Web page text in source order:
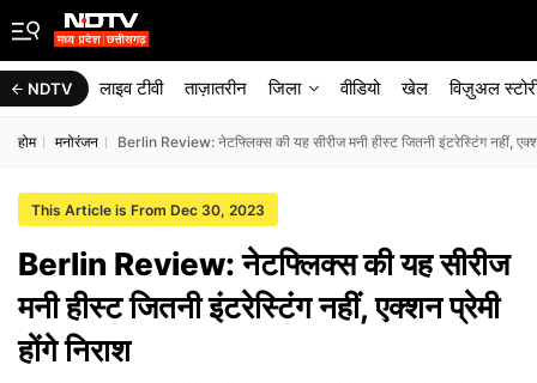
NDTV लाइव टीवी ताज़ातरीन जिला वीडियो खेल विज़ुअल
होम मनोरंजन Berlin Review: नेटफ्लिक्स की यह सीरीज मनी हीस्ट जितनी इंटरेस्टिंग नहीं,
This Article is From Dec 30, 2023
Berlin Review: नेटफ्लिक्स की यह सीरीज
मनी हीस्ट जितनी इंटरेस्टिंग नहीं, एक्शन प्रेमी
होंगे निराश